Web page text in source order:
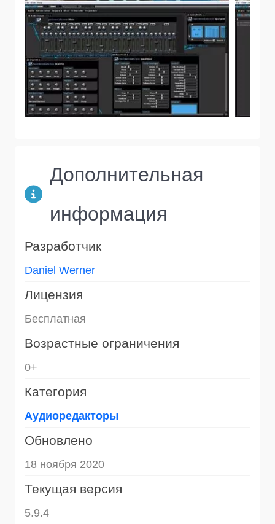
Дополнительная
информация
Разработчик
Daniel Werner
Лицензия
Бесплатная
Возрастные ограничения
0+
Категория
Аудиоредакторы
Обновлено
18 ноября 2020
Текущая версия
5.9.4